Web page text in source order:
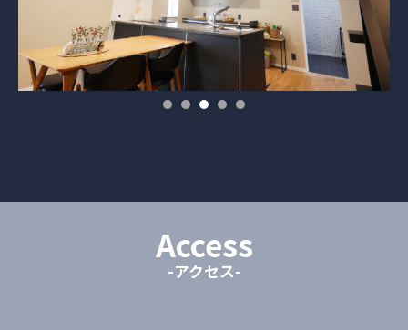
Access
-アクセス-